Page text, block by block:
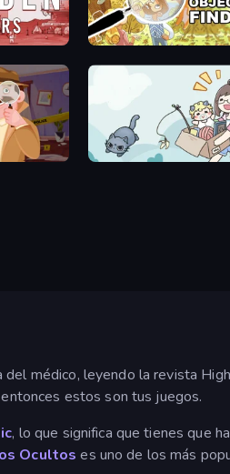
Find Cat 2
médico, leyendo la revista
estos son tus juegos.
, lo que significa que tienes que
Ocultos es uno de los más